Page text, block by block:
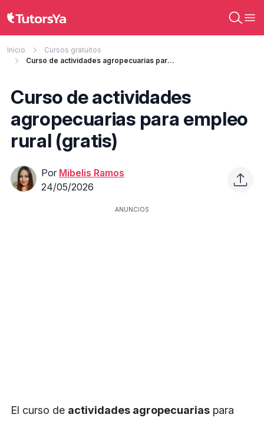
Inicio
Cursos gratuitos
Curso de actividades agropecuarias para empleo rural (gratis)
Curso de actividades
agropecuarias para empleo
rural (gratis)
Por Mibelis Ramos
24/05/2026
ANUNCIOS
El curso de actividades agropecuarias para